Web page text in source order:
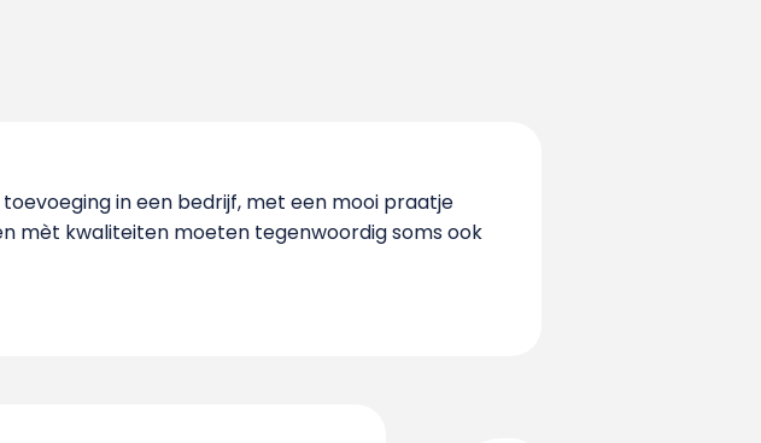
in een bedrijf, met een mooi praatje
mèt kwaliteiten moeten tegenwoordig soms ook